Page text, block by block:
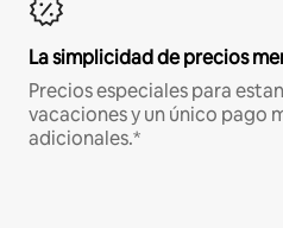
La simplicidad de precios
Precios especiales para
vacaciones y un único pago
adicionales.*